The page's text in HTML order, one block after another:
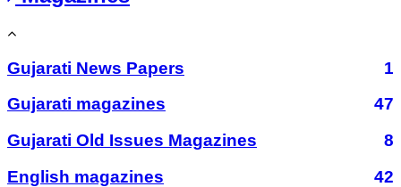
Gujarati News Papers
1
Gujarati magazines
47
Gujarati Old Issues Magazines
8
English magazines
42